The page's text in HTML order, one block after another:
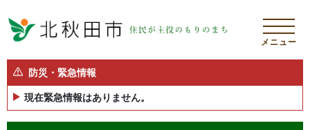
メニュー
防災・緊急情報
現在緊急情報はありません。